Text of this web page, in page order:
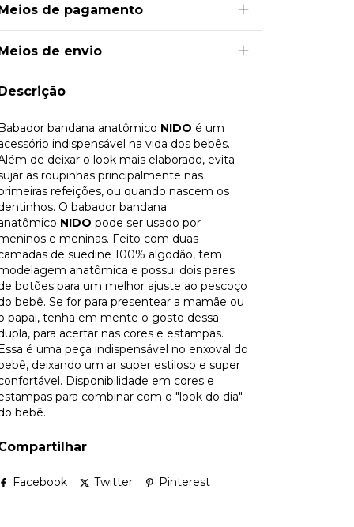
de pagamento
de envio
bandana anatômico NIDO é um
indispensável na vida dos bebês.
de deixar o look mais elaborado, evita
as roupinhas principalmente nas
refeições, ou quando nascem os
O babador bandana
NIDO pode ser usado por
e meninas. Feito com duas
de suedine 100% algodão, tem
anatômica e possui dois pares
botões para um melhor ajuste ao pescoço
bebê. Se for para presentear a mamãe ou
papai, tenha em mente o gosto dessa
para acertar nas cores e estampas.
é uma peça indispensável no enxoval do
deixando um ar super estiloso e super
Disponibilidade em cores e
para combinar com o "look do dia"
bebê.
Facebook Twitter Pinterest